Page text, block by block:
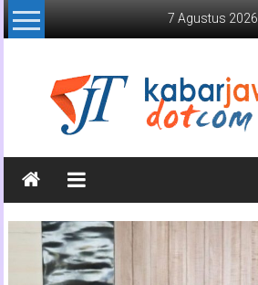
Lompat
ke
7 Agustus 2026
Kabar
Jawa
Timur
Media